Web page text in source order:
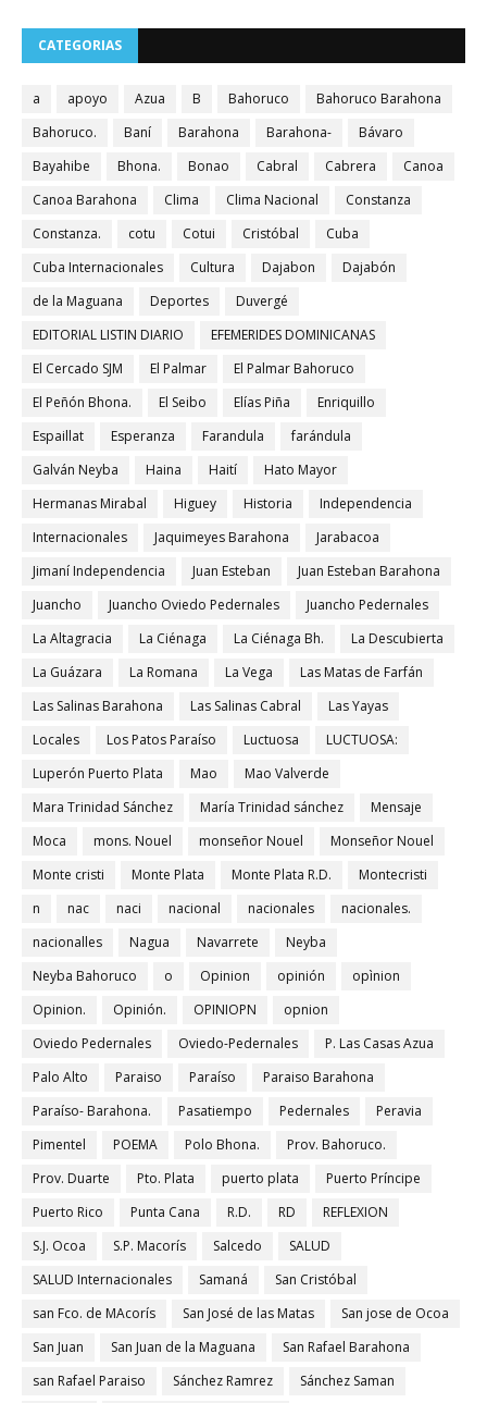
CATEGORIAS
a apoyo Azua B Bahoruco
Bahoruco Barahona
Bahoruco.
Baní Barahona Barahona-
Bávaro
Bayahibe
Bhona. Bonao Cabral Cabrera
Canoa
Canoa Barahona
Clima Clima Nacional
Constanza
Constanza.
cotu Cotui Cristóbal
Cuba
Cuba Internacionales
Cultura Dajabon
Dajabón
de la Maguana
Deportes
Duvergé
EDITORIAL LISTIN DIARIO
EFEMERIDES DOMINICANAS
El Cercado SJM
El Palmar
El Palmar Bahoruco
El Peñón Bhona.
El Seibo Elías Piña
Enriquillo
Espaillat
Esperanza Farandula
farándula
Galván Neyba
Haina Haití
Hato Mayor
Hermanas Mirabal
Higuey Historia
Independencia
Internacionales
Jaquimeyes Barahona
Jarabacoa
Jimaní Independencia
Juan Esteban
Juan Esteban Barahona
Juancho
Juancho Oviedo Pedernales
Juancho Pedernales
La Altagracia
La Ciénaga La Ciénaga Bh.
La Descubierta
La Guázara
La Romana La Vega
Las Matas de Farfán
Las Salinas Barahona
Las Salinas Cabral
Las Yayas
Locales
Los Patos Paraíso Luctuosa
LUCTUOSA:
Luperón Puerto Plata
Mao
Mao Valverde
Mara Trinidad Sánchez
María Trinidad sánchez
Mensaje
Moca
mons. Nouel monseñor Nouel
Monseñor Nouel
Monte cristi
Monte Plata Monte Plata R.D.
Montecristi
n
nac naci nacional nacionales
nacionales.
nacionalles
Nagua Navarrete
Neyba
Neyba Bahoruco
o Opinion opinión
opìnion
Opinion.
Opinión. OPINIOPN
opnion
Oviedo Pedernales
Oviedo-Pedernales
P. Las Casas Azua
Palo Alto
Paraiso Paraíso
Paraiso Barahona
Paraíso- Barahona.
Pasatiempo Pedernales
Peravia
Pimentel
POEMA Polo Bhona.
Prov. Bahoruco.
Prov. Duarte
Pto. Plata puerto plata
Puerto Príncipe
Puerto Rico
Punta Cana R.D. RD
REFLEXION
S.J. Ocoa
S.P. Macorís Salcedo
SALUD
SALUD Internacionales
Samaná
San Cristóbal
san Fco. de MAcorís
San José de las Matas
San jose de Ocoa
San Juan
San Juan de la Maguana
San Rafael Barahona
san Rafael Paraiso
Sánchez Ramrez
Sánchez Saman